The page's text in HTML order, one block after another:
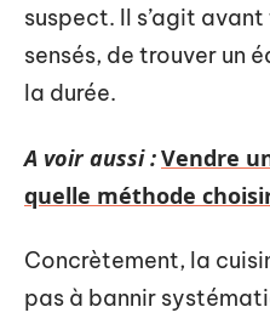
suspect. Il s’agit
sensés, de trouver un
la durée.
A voir aussi :Vendre
quelle méthode
Concrètement, la
pas à bannir